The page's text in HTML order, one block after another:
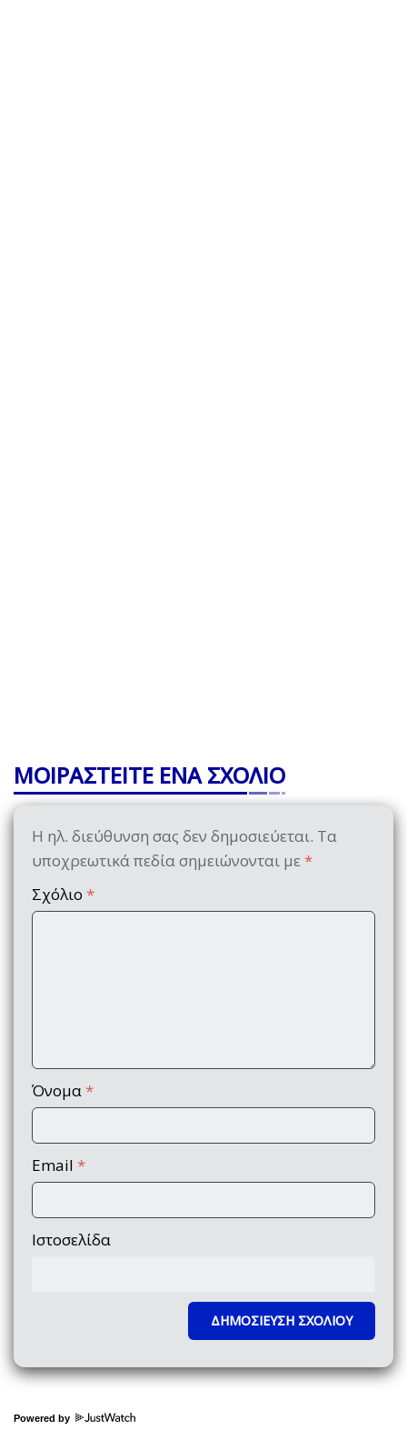
ΜΟΙΡΑΣΤΕΙΤΕ ΕΝΑ ΣΧΟΛΙΟ
Η ηλ. διεύθυνση σας δεν δημοσιεύεται. Τα
υποχρεωτικά πεδία σημειώνονται με *
Σχόλιο *
Όνομα *
Email *
Ιστοσελίδα
Powered by